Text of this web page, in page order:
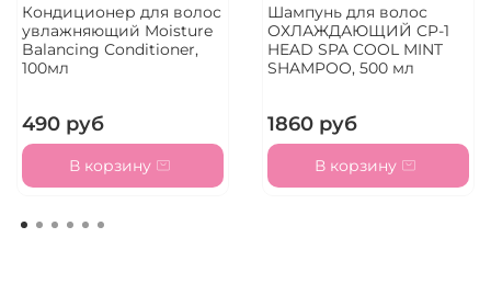
Кондиционер для волос
увлажняющий Moisture
Balancing Сonditioner,
100мл
490 руб
В корзину
Шампунь для волос
ОХЛАЖДАЮЩИЙ CP-1
HEAD SPA COOL MINT
SHAMPOO, 500 мл
1860 руб
В корзину